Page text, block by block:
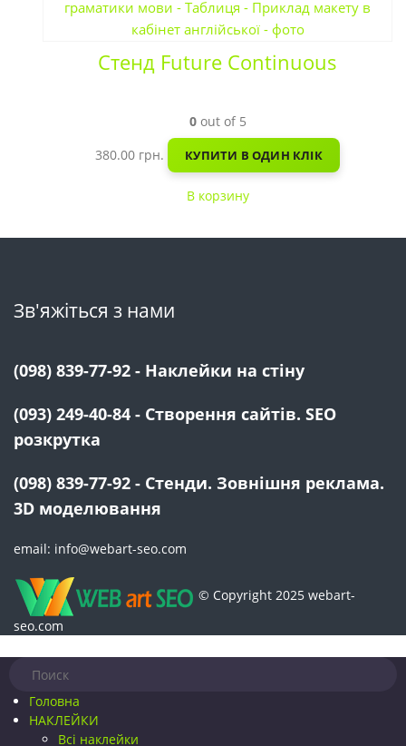
Стенд Future Continuous
0out of 5
380.00 грн. КУПИТИ В ОДИН КЛІК
В корзину
Зв'яжіться з нами
(098) 839-77-92 - Наклейки на стіну
(093) 249-40-84 - Створення сайтів. SEO
розкрутка
(098) 839-77-92 - Стенди. Зовнішня реклама.
3D моделювання
email: info@webart-seo.com
© Copyright 2025 webart-
seo.com
Головна
НАКЛЕЙКИ
Всі наклейки